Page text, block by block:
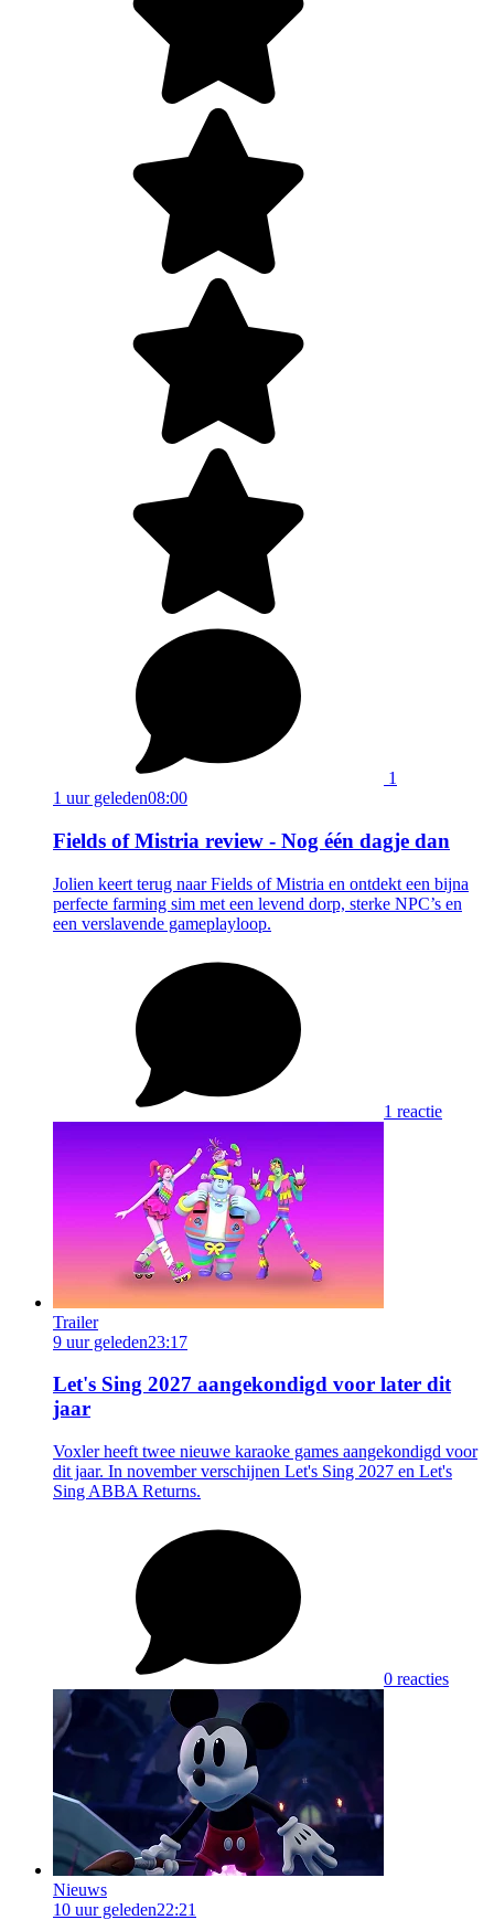
1
1 uur geleden08:00
Fields of Mistria review - Nog één dagje dan
Jolien keert terug naar Fields of Mistria en ontdekt een bijna
perfecte farming sim met een levend dorp, sterke NPC’s en
een verslavende gameplayloop.
1 reactie
Trailer
9 uur geleden23:17
Let's Sing 2027 aangekondigd voor later dit
jaar
Voxler heeft twee nieuwe karaoke games aangekondigd voor
dit jaar. In november verschijnen Let's Sing 2027 en Let's
Sing ABBA Returns.
0 reacties
Nieuws
10 uur geleden22:21